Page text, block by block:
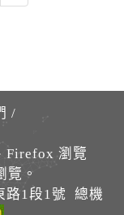
/
Firefox 瀏覽
覽。
路1段1號 總機